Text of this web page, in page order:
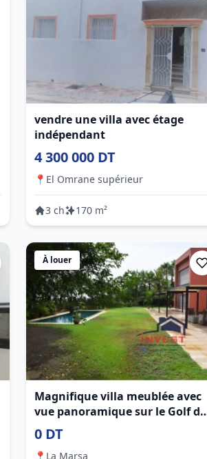
vendre une villa avec étage
indépendant
4 300 000 DT
📍 El Omrane supérieur
3 ch 170 m²
À louer
Magnifique villa meublée avec
vue panoramique sur le Golf de
Gammarth
0 DT
📍 La Marsa